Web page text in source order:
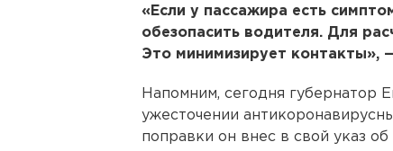
«Если у пассажира есть
обезопасить водителя. Для
Это минимизирует контакты»,
Напомним, сегодня губернатор
ужесточении
поправки он внес в свой указ